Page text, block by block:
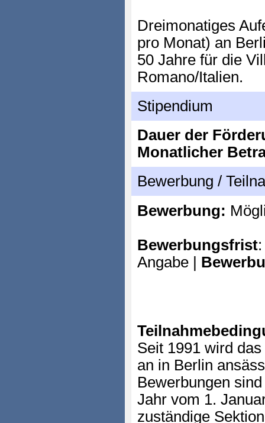
Dreimonatiges
pro Monat) an
50 Jahre für die
Romano/Italien.
Stipendium
Dauer der
Monatlicher
Bewerbung /
Bewerbung:
Bewerbungsfrist
Angabe |
Seit 1991 wird
an in Berlin
Bewerbungen
Jahr vom 1.
zuständige